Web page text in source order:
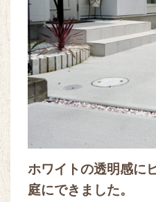
ホワイトの透明感に
庭にできました。